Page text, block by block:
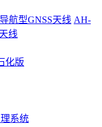
航型GNSS天线 AH-
线
化版
系统